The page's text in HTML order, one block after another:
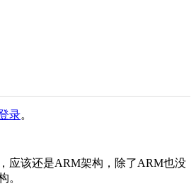
录。
应该还是ARM架构，除了ARM也没
。